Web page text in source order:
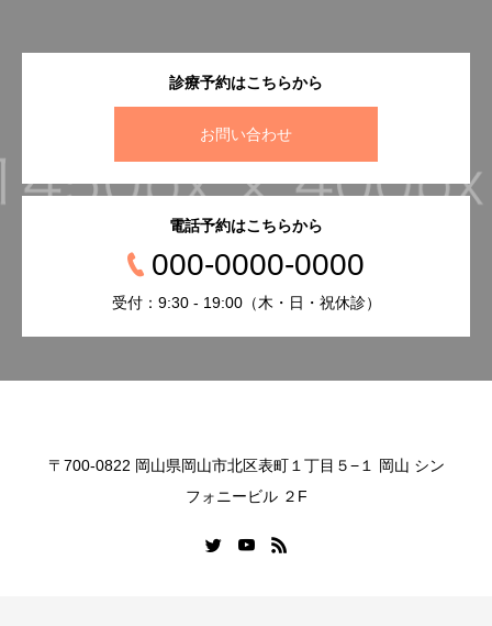
診療予約はこちらから
お問い合わせ
電話予約はこちらから
000-0000-0000
受付：9:30 - 19:00（木・日・祝休診）
〒700-0822 岡山県岡山市北区表町１丁目５−１ 岡山 シン
フォニービル ２F